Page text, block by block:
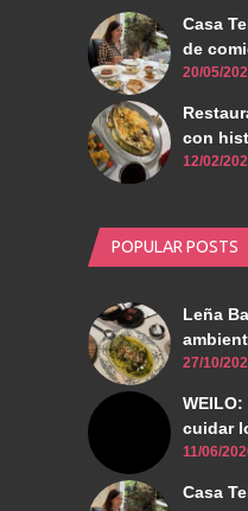
Casa
de
20/05/
con
12/02/
POPULAR POSTS
Leña
27/10/
cuidar
11/06/
Casa